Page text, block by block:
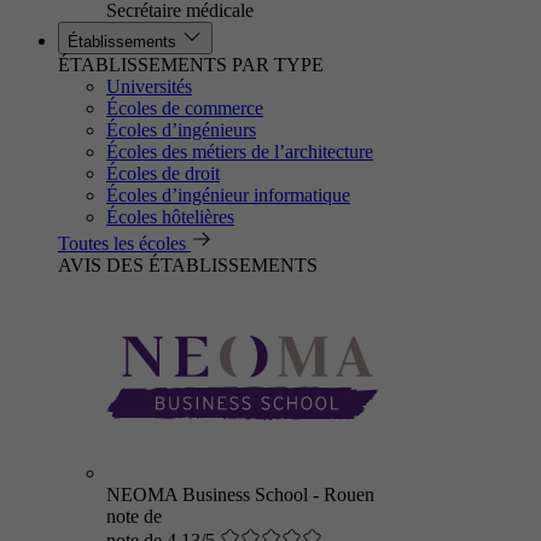
Secrétaire médicale
Établissements
ÉTABLISSEMENTS PAR TYPE
Universités
Écoles de commerce
Écoles d’ingénieurs
Écoles des métiers de l’architecture
Écoles de droit
Écoles d’ingénieur informatique
Écoles hôtelières
Toutes les écoles
AVIS DES ÉTABLISSEMENTS
NEOMA Business School - Rouen
note de